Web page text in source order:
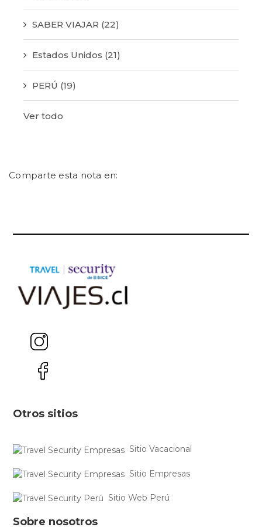
SABER VIAJAR (22)
Estados Unidos (21)
PERÚ (19)
Ver todo
Comparte esta nota en:
Otros sitios
Sitio Vacacional
Sitio Empresas
Sitio Web Perú
Sobre nosotros